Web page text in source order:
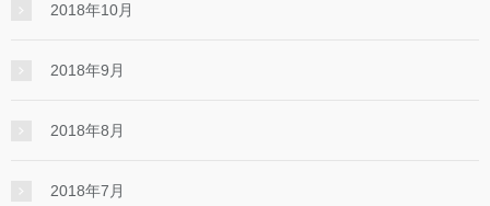
2018年10月
2018年9月
2018年8月
2018年7月